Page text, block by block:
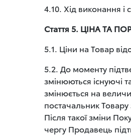
4.10. Хід виконання і
Стаття 5. ЦІНА ТА
5.1. Ціни на Товар
5.2. До моменту
змінюються існуючі
змінюється на
постачальник
Після такої зміни
чергу Продавець